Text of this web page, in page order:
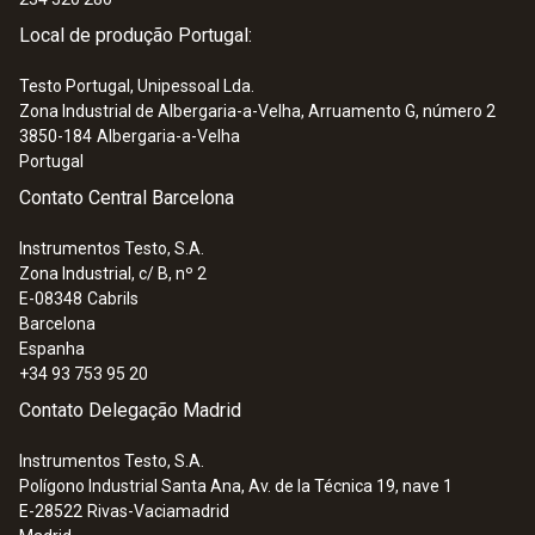
Comprimento do cabo
1,15 m
Cabo fixo
sim
Classe de proteção
IP65
Carcaça
Comprimento do eixo da sonda
Fluxómetro - Para medir o caudal de
60,00 €
: 250900 0528
Local de produção Portugal:
Testo Portugal, Unipessoal Lda.
Zona Industrial de Albergaria-a-Velha, Arruamento G, número 2
3850-184 Albergaria-a-Velha
Portugal
Contato Central Barcelona
Instrumentos Testo, S.A.
Zona Industrial, c/ B, nº 2
E-08348 Cabrils
Barcelona
Espanha
+34 93 753 95 20
Contato Delegação Madrid
Instrumentos Testo, S.A.
Polígono Industrial Santa Ana, Av. de la Técnica 19, nave 1
E-28522 Rivas-Vaciamadrid